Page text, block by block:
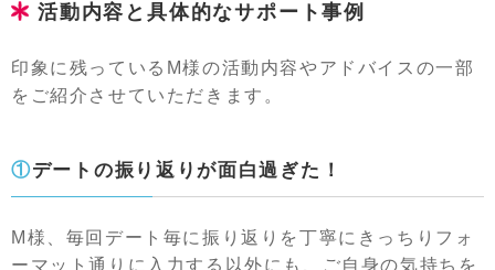
活動内容と具体的なサポート事例
印象に残っているM様の活動内容やアドバイスの一部
をご紹介させていただきます。
①デートの振り返りが面白過ぎた！
M様、毎回デート毎に振り返りを丁寧にきっちりフォ
ーマット通りに入力する以外にも、ご自身の気持ちを